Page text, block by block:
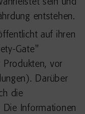
sein und
entstehen.
auf ihren
Gate"
Produkten, vor
Darüber
die
Die Informationen